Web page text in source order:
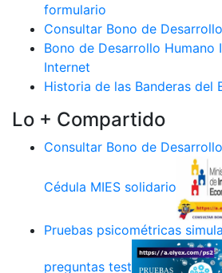
formulario
Consultar Bono de
Bono de Desarrollo Humano
Internet
Historia de las Banderas del
Lo + Compartido
Consultar Bono de
Cédula MIES solidario
Pruebas psicométricas
preguntas test